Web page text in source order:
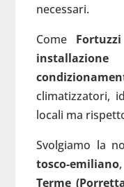
necessari.
Come
climatizzatori,
locali ma
Svolgiamo la
tosco-emiliano
Terme